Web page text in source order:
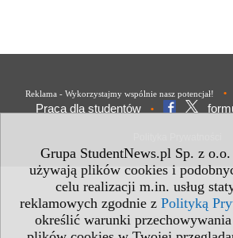
Grupa StudentNews.pl Sp. z
używają plików cookies i
celu realizacji m.in. usług
reklamowych zgodnie z Polityką
określić warunki
Reklama - Wykorzystajmy wspólnie nasz potencjał! •
Praca dla studentów •